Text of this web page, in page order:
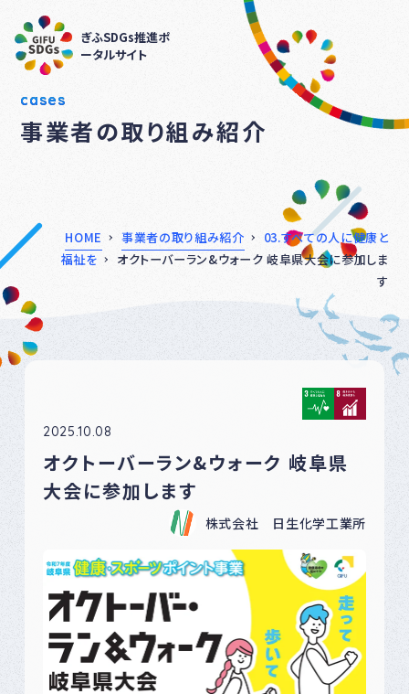
ぎふSDGs推進ポ
ータルサイト
cases
事業者の取り組み紹介
HOME 事業者の取り組み紹介
03.すべての人に健康と
福祉を
オクトーバーラン&ウォーク 岐阜県大会に参加しま
す
2025.10.08
オクトーバーラン&ウォーク 岐阜県
大会に参加します
株式会社 日生化学工業所